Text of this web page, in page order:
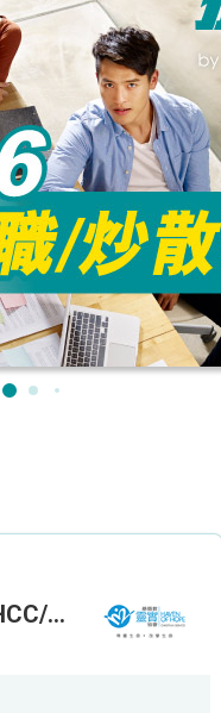
技工 (編號：SASHCC/A/CTE)